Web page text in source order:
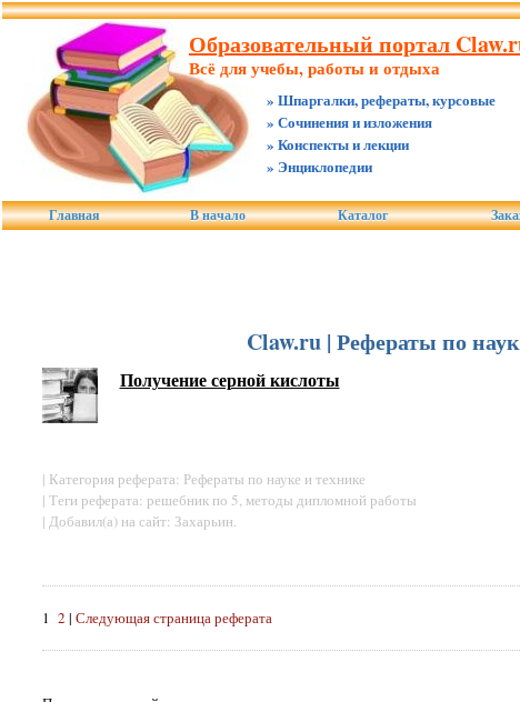
Образовательный портал
Всё для учебы, работы и отдыха
» Шпаргалки, рефераты, курсовые
» Сочинения и изложения
» Конспекты и лекции
» Энциклопедии
Главная В начало Каталог
Claw.ru | Рефераты по
Получение серной кислоты
| Категория реферата: Рефераты по науке и технике
| Теги реферата: решебник по 5, методы дипломной работы
| Добавил(а) на сайт: Захарьин.
1 2 | Следующая страница реферата